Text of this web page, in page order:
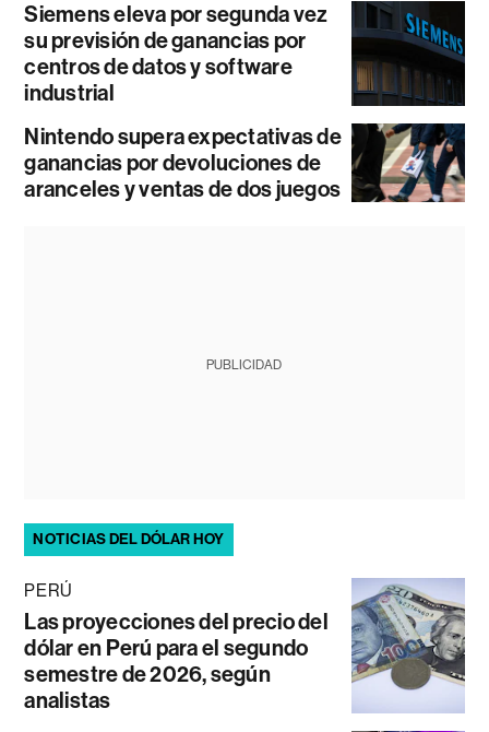
Siemens eleva por segunda vez
su previsión de ganancias por
centros de datos y software
industrial
Nintendo supera expectativas de
ganancias por devoluciones de
aranceles y ventas de dos juegos
PUBLICIDAD
NOTICIAS DEL DÓLAR HOY
PERÚ
Las proyecciones del precio del
dólar en Perú para el segundo
semestre de 2026, según
analistas